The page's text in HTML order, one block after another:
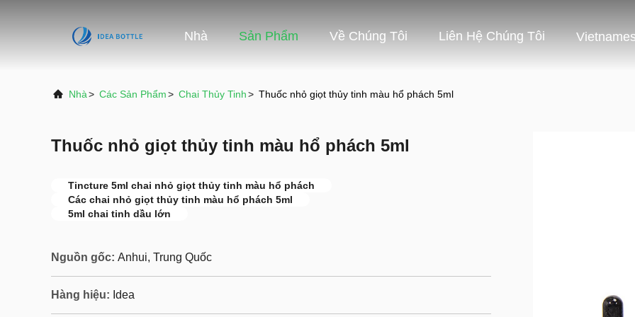
Nhà Sản Phẩm Về Chúng Tôi Liên Hệ Chúng Tôi
Nhà> Các Sản Phẩm> Chai Thủy Tinh> Thuốc nhỏ giọt thủy tinh màu hổ phách 5ml
Thuốc nhỏ giọt thủy tinh màu hổ phách 5ml
Tincture 5ml chai nhỏ giọt thủy tinh màu hổ phách
Các chai nhỏ giọt thủy tinh màu hổ phách 5ml
5ml chai tinh dầu lớn
Nguồn gốc: Anhui, Trung Quốc
Hàng hiệu: Idea